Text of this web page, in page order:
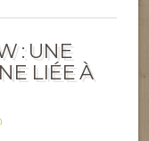
: UNE
LIÉE À